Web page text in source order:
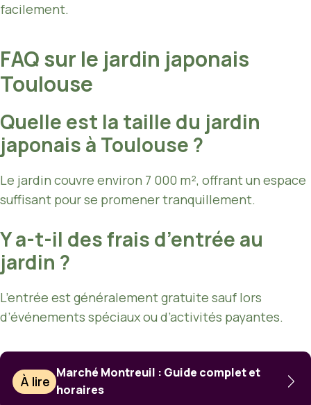
facilement.
FAQ sur le jardin japonais
Toulouse
Quelle est la taille du jardin
japonais à Toulouse ?
Le jardin couvre environ 7 000 m², offrant un espace
suffisant pour se promener tranquillement.
Y a-t-il des frais d’entrée au
jardin ?
L’entrée est généralement gratuite sauf lors
d’événements spéciaux ou d’activités payantes.
À lire
Marché Montreuil : Guide complet et
horaires